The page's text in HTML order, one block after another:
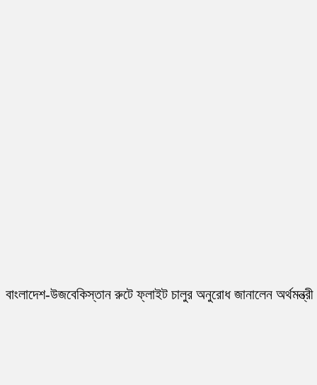
বাংলাদেশ-উজবেকিস্তান রুটে ফ্লাইট চালুর অনুরোধ জানালেন অর্থমন্ত্রী